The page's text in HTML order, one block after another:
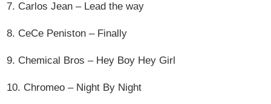
7. Carlos Jean – Lead the way
8. CeCe Peniston – Finally
9. Chemical Bros – Hey Boy Hey Girl
10. Chromeo – Night By Night